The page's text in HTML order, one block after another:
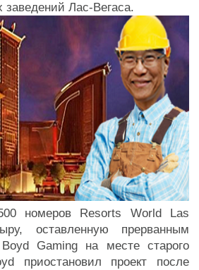
Лас-Вегаса.
номеров Resorts World Las
оставленную прерванным
Gaming на месте старого
приостановил проект после